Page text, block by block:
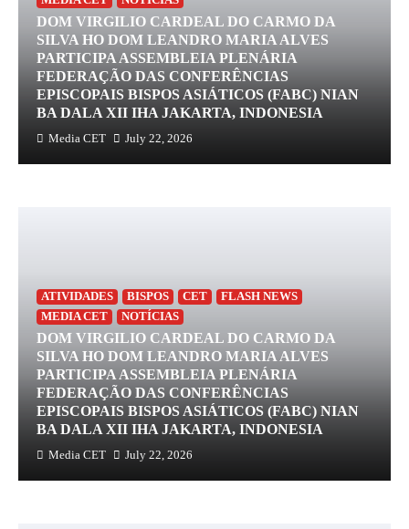
DOM VIRGILIO CARDEAL DO CARMO DA
SILVA HO DOM LEANDRO MARIA ALVES
PARTICIPA ASSEMBLEIA PLENÁRIA
FEDERAÇÃO DAS CONFERÊNCIAS
EPISCOPAIS BISPOS ASIÁTICOS (FABC) NIAN
BA DALA XII IHA JAKARTA, INDONESIA
Media CET July 22, 2026
ATIVIDADES BISPOS CET
FLASH NEWS
MEDIA CET
NOTÍCIAS
DOM VIRGILIO CARDEAL DO CARMO DA
SILVA HO DOM LEANDRO MARIA ALVES
PARTICIPA ASSEMBLEIA PLENÁRIA
FEDERAÇÃO DAS CONFERÊNCIAS
EPISCOPAIS BISPOS ASIÁTICOS (FABC) NIAN
BA DALA XII IHA JAKARTA, INDONESIA
Media CET July 22, 2026